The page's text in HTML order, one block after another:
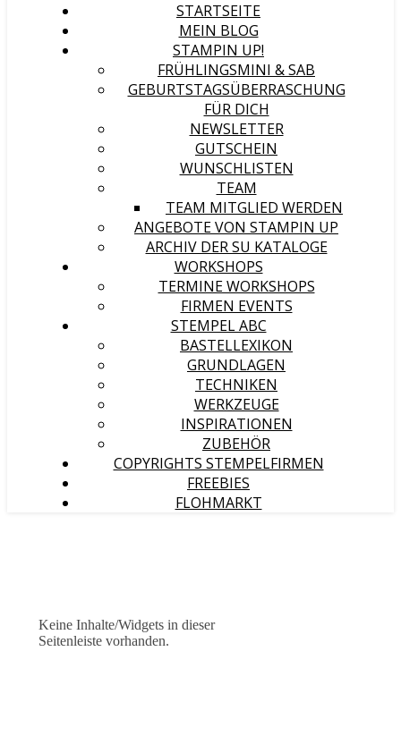
STARTSEITE
MEIN BLOG
STAMPIN UP!
FRÜHLINGSMINI & SAB
GEBURTSTAGSÜBERRASCHUNG
FÜR DICH
NEWSLETTER
GUTSCHEIN
WUNSCHLISTEN
TEAM
TEAM MITGLIED WERDEN
ANGEBOTE VON STAMPIN UP
ARCHIV DER SU KATALOGE
WORKSHOPS
TERMINE WORKSHOPS
FIRMEN EVENTS
STEMPEL ABC
BASTELLEXIKON
GRUNDLAGEN
TECHNIKEN
WERKZEUGE
INSPIRATIONEN
ZUBEHÖR
COPYRIGHTS STEMPELFIRMEN
FREEBIES
FLOHMARKT
Keine Inhalte/Widgets in dieser
Seitenleiste vorhanden.